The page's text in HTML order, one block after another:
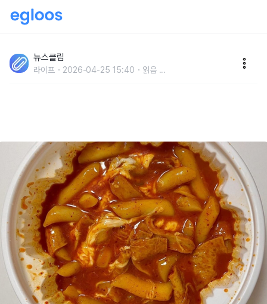
볶이와 최고의 궁합 자랑한다는 우리나라 '이 음식'
뉴스클립
라이프 2026-04-25 15:40 읽음 ...